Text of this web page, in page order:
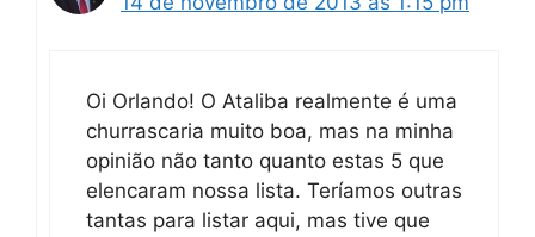
Oi Orlando! O Ataliba realmente é uma
churrascaria muito boa, mas na minha
opinião não tanto quanto estas 5 que
elencaram nossa lista. Teríamos outras
tantas para listar aqui, mas tive que